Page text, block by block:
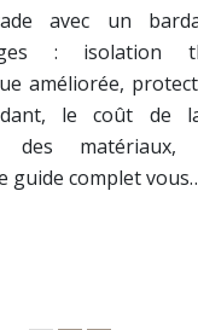
avec un
: isolation
améliorée,
le coût de
matériaux,
guide complet